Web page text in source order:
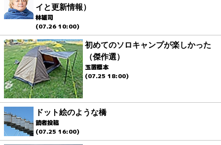
イと更新情報）
林雄司
(07.26 10:00)
初めてのソロキャンプが楽しかった
（傑作選）
玉置標本
(07.25 18:00)
ドット絵のような橋
読者投稿
(07.25 16:00)